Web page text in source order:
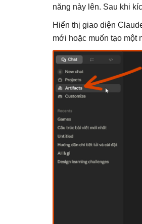
năng này lên. Sau khi
Hiển thị giao diện
mới hoặc muốn tạo một